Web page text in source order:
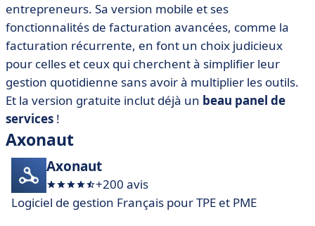
entrepreneurs. Sa version mobile et ses
fonctionnalités de facturation avancées, comme la
facturation récurrente, en font un choix judicieux
pour celles et ceux qui cherchent à simplifier leur
gestion quotidienne sans avoir à multiplier les outils.
Et la version gratuite inclut déjà un beau panel de
services !
Axonaut
Axonaut
+200 avis
Logiciel de gestion Français pour TPE et PME